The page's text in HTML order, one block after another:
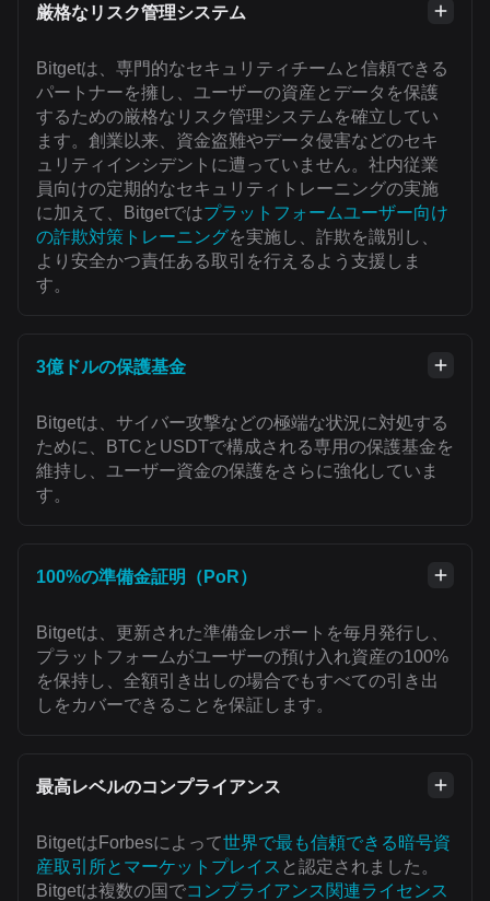
厳格なリスク管理システム
Bitgetは、専門的なセキュリティチームと信頼できる
パートナーを擁し、ユーザーの資産とデータを保護
するための厳格なリスク管理システムを確立してい
ます。創業以来、資金盗難やデータ侵害などのセキ
ュリティインシデントに遭っていません。社内従業
員向けの定期的なセキュリティトレーニングの実施
に加えて、Bitgetではプラットフォームユーザー向け
の詐欺対策トレーニングを実施し、詐欺を識別し、
より安全かつ責任ある取引を行えるよう支援しま
す。
3億ドルの保護基金
Bitgetは、サイバー攻撃などの極端な状況に対処する
ために、BTCとUSDTで構成される専用の保護基金を
維持し、ユーザー資金の保護をさらに強化していま
す。
100%の準備金証明（PoR）
Bitgetは、更新された準備金レポートを毎月発行し、
プラットフォームがユーザーの預け入れ資産の100%
を保持し、全額引き出しの場合でもすべての引き出
しをカバーできることを保証します。
最高レベルのコンプライアンス
BitgetはForbesによって世界で最も信頼できる暗号資
産取引所とマーケットプレイス と認定されました。
Bitgetは複数の国でコンプライアンス関連ライセンス